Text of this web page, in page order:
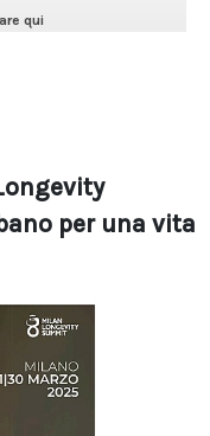
per una vita